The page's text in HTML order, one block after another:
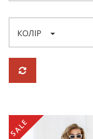
КОЛІР
SALE